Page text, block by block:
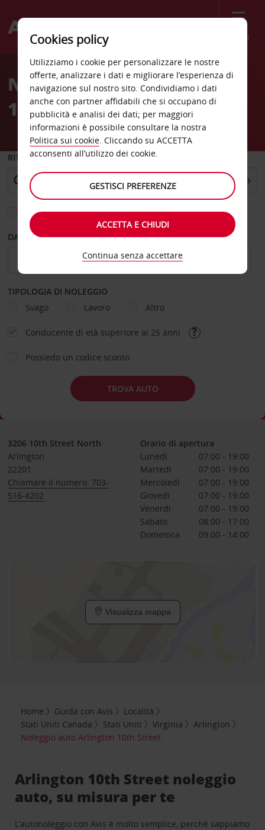
Menù
Welcome
AvisNoleggio auto Arlington
10th Street
RITIRO DA
Scegli una località di riconsegna diversa
DAL GIORNO AL GIORNO
TIPOLOGIA DI NOLEGGIO
Svago
Lavoro Altro
Conducente di età superiore ai 25 anni
Possiedo un codice sconto
TROVA AUTO
3206 10th Street North
Arlington
22201
Chiamare il numero: 703-
516-4202
Orario di apertura
Lunedì
07:00 - 19:00
Martedì
07:00 - 19:00
Mercoledì
07:00 - 19:00
Giovedì
07:00 - 19:00
Venerdì
07:00 - 19:00
Sabato
08:00 - 17:00
Domenica
09:00 - 14:00
Visualizza mappa
Home Guida con Avis
Località
Stati Uniti Canada
Stati Uniti Virginia
Arlington
Noleggio auto Arlington 10th Street
Arlington 10th Street noleggio
auto, su misura per te
L’autonoleggio con Avis è molto semplice, perchè sappiamo
Cookies policy
Utilizziamo i cookie per personalizzare le nostre
offerte, analizzare i dati e migliorare l’esperienza di
navigazione sul nostro sito. Condividiamo i dati
anche con partner affidabili che si occupano di
pubblicità e analisi dei dati; per maggiori
informazioni è possibile consultare la nostra
Politica sui cookie. Cliccando su ACCETTA
acconsenti all’utilizzo dei cookie.
GESTISCI PREFERENZE
ACCETTA E CHIUDI
Continua senza accettare